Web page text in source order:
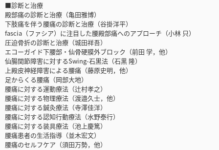
■診断と治療
殿部痛の診断と治療（亀田雅博）
下肢痛を伴う腰痛の診断と治療（谷掛洋平）
fascia（ファシア）に注目した腰殿部痛へのアプローチ（小林 只）
圧迫骨折の診断と治療（城田祥吾）
エコーガイド下腰部・仙骨硬膜外ブロック（前田 学，他）
仙腸関節障害に対するSwing-石黒法（石黒 隆）
上殿皮神経障害による腰痛（藤原史明，他）
足からくる腰痛（岡部大地）
腰痛に対する運動療法（辻村孝之）
腰痛に対する物理療法（渡邉久士，他）
腰痛に対する鍼灸療法（寺澤佳洋）
腰痛に対する認知行動療法（水野泰行）
腰痛に対する装具療法（池上慶篤）
腰痛患者の生活指導（並木宏文）
腰痛のセルフケア（須田万勢，他）